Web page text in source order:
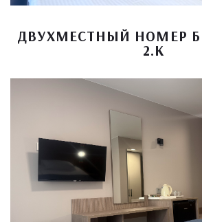
ДВУХМЕСТНЫЙ НОМЕР
2.К